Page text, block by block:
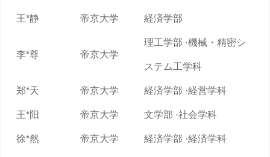
王*静 帝京大学 経済学部
李*尊 帝京大学
理工学部 ·機械・精密シ
ステム工学科
郑*天 帝京大学 経済学部 ·経営学科
王*阳 帝京大学 文学部 ·社会学科
徐*然 帝京大学 経済学部 ·経済学科